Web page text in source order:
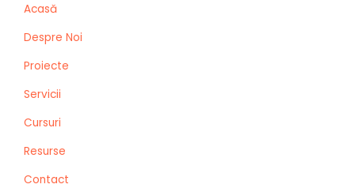
Acasă
Despre Noi
Proiecte
Servicii
Cursuri
Resurse
Contact